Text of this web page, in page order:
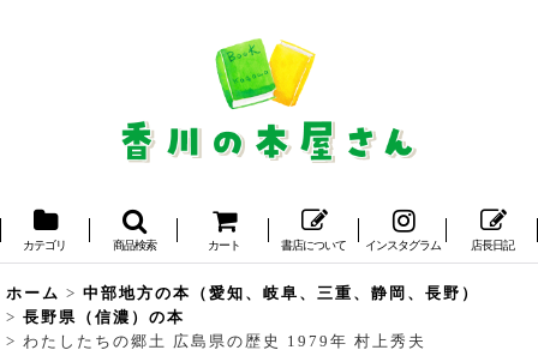
カテゴリ 商品検索 カート 書店について インスタグラム 店長日記
ホーム > 中部地方の本（愛知、岐阜、三重、静岡、長野）
> 長野県（信濃）の本
> わたしたちの郷土 広島県の歴史 1979年 村上秀夫